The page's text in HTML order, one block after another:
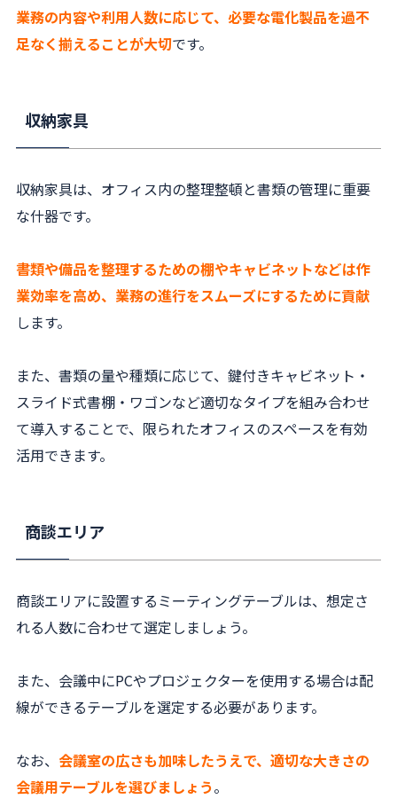
業務の内容や利用人数に応じて、必要な電化製品を過不
足なく揃えることが大切です。
収納家具
収納家具は、オフィス内の整理整頓と書類の管理に重要
な什器です。
書類や備品を整理するための棚やキャビネットなどは作
業効率を高め、業務の進行をスムーズにするために貢献
します。
また、書類の量や種類に応じて、鍵付きキャビネット・
スライド式書棚・ワゴンなど適切なタイプを組み合わせ
て導入することで、限られたオフィスのスペースを有効
活用できます。
商談エリア
商談エリアに設置するミーティングテーブルは、想定さ
れる人数に合わせて選定しましょう。
また、会議中にPCやプロジェクターを使用する場合は配
線ができるテーブルを選定する必要があります。
なお、 会議室の広さも加味したうえで、適切な大きさの
会議用テーブルを選びましょう。